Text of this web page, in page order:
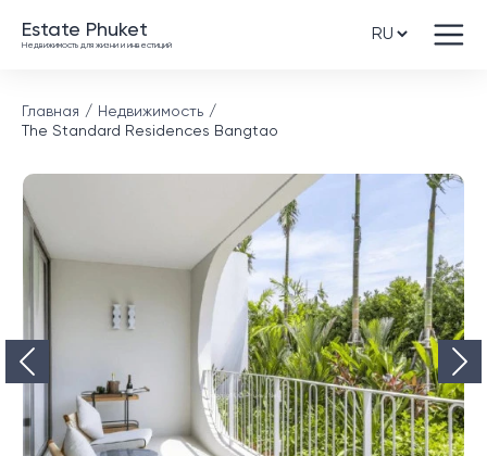
Estate Phuket
Недвижимость для жизни и инвестиций
Главная
Недвижимость
The Standard Residences Bangtao